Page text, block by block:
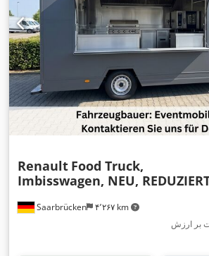
هوا,
Saarbrücken ۴٬۲۶۷ km
Renault Food Truck,
Imbisswagen, NEU,
بر ارزش